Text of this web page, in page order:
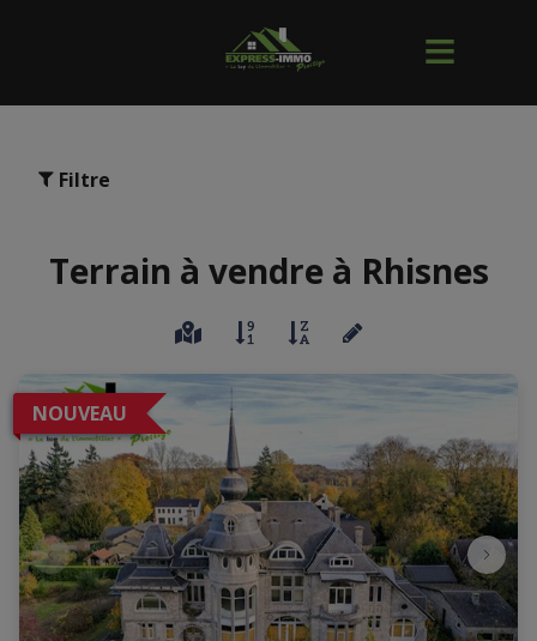
Filtre
Terrain à vendre à Rhisnes
NOUVEAU